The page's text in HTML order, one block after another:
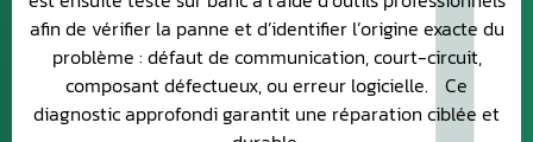
afin de vérifier la panne et d’identifier l’origine exacte du
problème : défaut de communication, court-circuit,
composant défectueux, ou erreur logicielle. Ce
diagnostic approfondi garantit une réparation ciblée et